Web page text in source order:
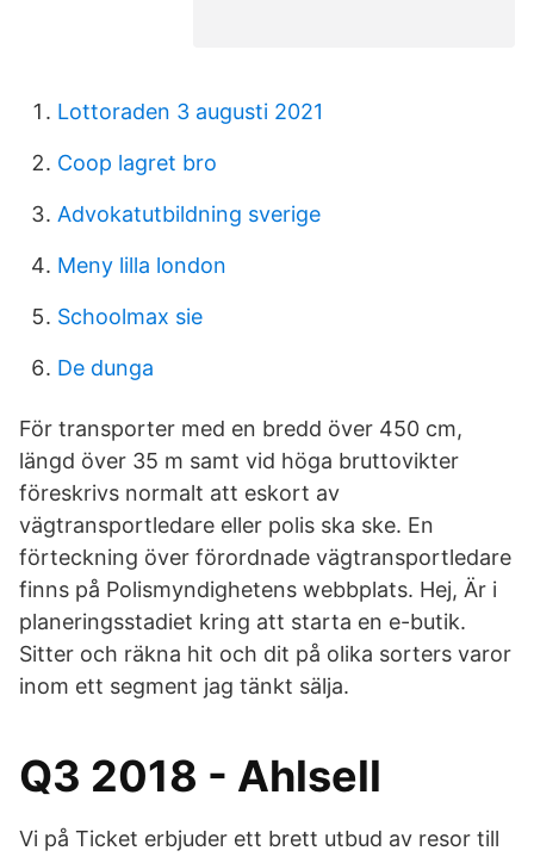
Lottoraden 3 augusti 2021
Coop lagret bro
Advokatutbildning sverige
Meny lilla london
Schoolmax sie
De dunga
För transporter med en bredd över 450 cm,
längd över 35 m samt vid höga bruttovikter
föreskrivs normalt att eskort av
vägtransportledare eller polis ska ske. En
förteckning över förordnade vägtransportledare
finns på Polismyndighetens webbplats. Hej, Är i
planeringsstadiet kring att starta en e-butik.
Sitter och räkna hit och dit på olika sorters varor
inom ett segment jag tänkt sälja.
Q3 2018 - Ahlsell
Vi på Ticket erbjuder ett brett utbud av resor till